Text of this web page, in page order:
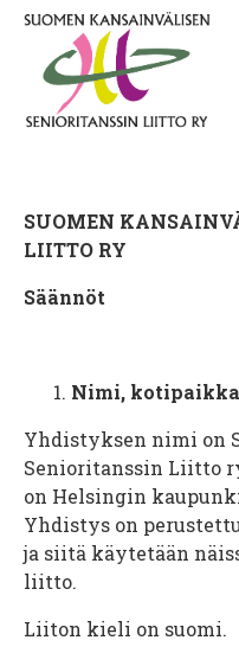
SUOMEN
LIITTO RY
Säännöt
Nimi,
Yhdistyksen nimi on
Senioritanssin Liitto
on Helsingin
Yhdistys on
ja siitä käytetään
liitto.
Liiton kieli on suomi.